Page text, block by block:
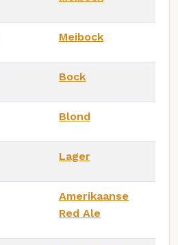
Meibock
Bock
Blond
Lager
Amerikaanse
Red Ale